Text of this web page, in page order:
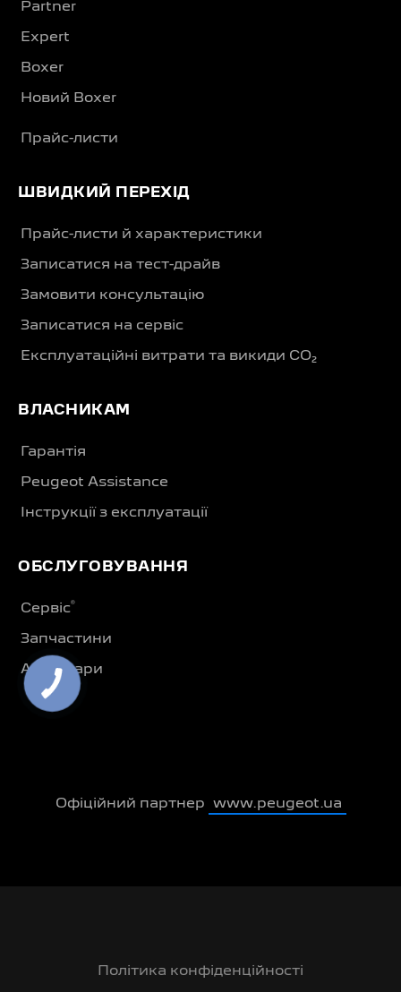
Partner
Expert
Boxer
Новий Boxer
Прайс-листи
ШВИДКИЙ ПЕРЕХІД
Прайс-листи й характеристики
Записатися на тест-драйв
Замовити консультацію
Записатися на сервіс
Експлуатаційні витрати та викиди CO₂
ВЛАСНИКАМ
Гарантія
Peugeot Assistance
Інструкції з експлуатації
ОБСЛУГОВУВАННЯ
Сервіс®
Запчастини
Аксесуари
Офіційний партнер www.peugeot.ua
Політика конфіденційності